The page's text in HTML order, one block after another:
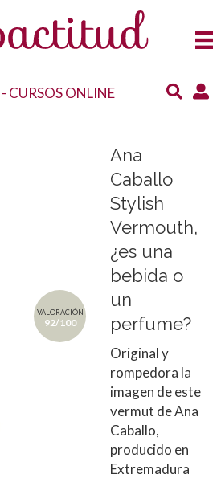
- CURSOS ONLINE
VALORACIÓN
92/100
Ana
Caballo
Stylish
Vermouth,
¿es una
bebida o
un
perfume?
Original y
rompedora la
imagen de este
vermut de Ana
Caballo,
producido en
Extremadura